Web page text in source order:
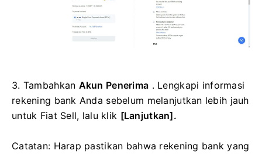
3. Tambahkan Akun Penerima . Lengkapi informasi
rekening bank Anda sebelum melanjutkan lebih jauh
untuk Fiat Sell, lalu klik [Lanjutkan].
Catatan: Harap pastikan bahwa rekening bank yang